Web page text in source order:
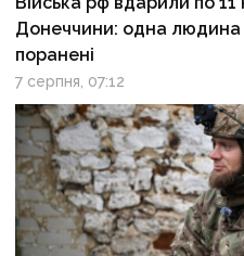
Донеччини: одна людина
поранені
7 серпня, 07:12